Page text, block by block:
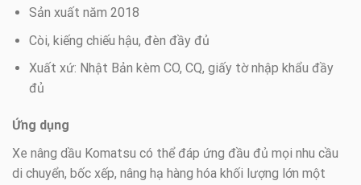
Sản xuất năm 2018
Còi, kiếng chiếu hậu, đèn đầy đủ
Xuất xứ: Nhật Bản kèm CO, CQ, giấy tờ nhập khẩu đầy
đủ
Ứng dụng
Xe nâng dầu Komatsu có thể đáp ứng đầu đủ mọi nhu cầu
di chuyển, bốc xếp, nâng hạ hàng hóa khối lượng lớn một